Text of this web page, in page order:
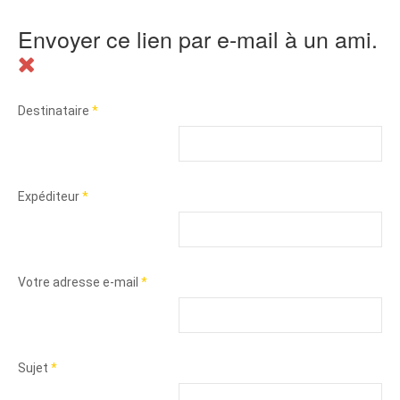
Envoyer ce lien par e-mail à un ami.
Destinataire *
Expéditeur*
Votre adresse e-mail *
Sujet *